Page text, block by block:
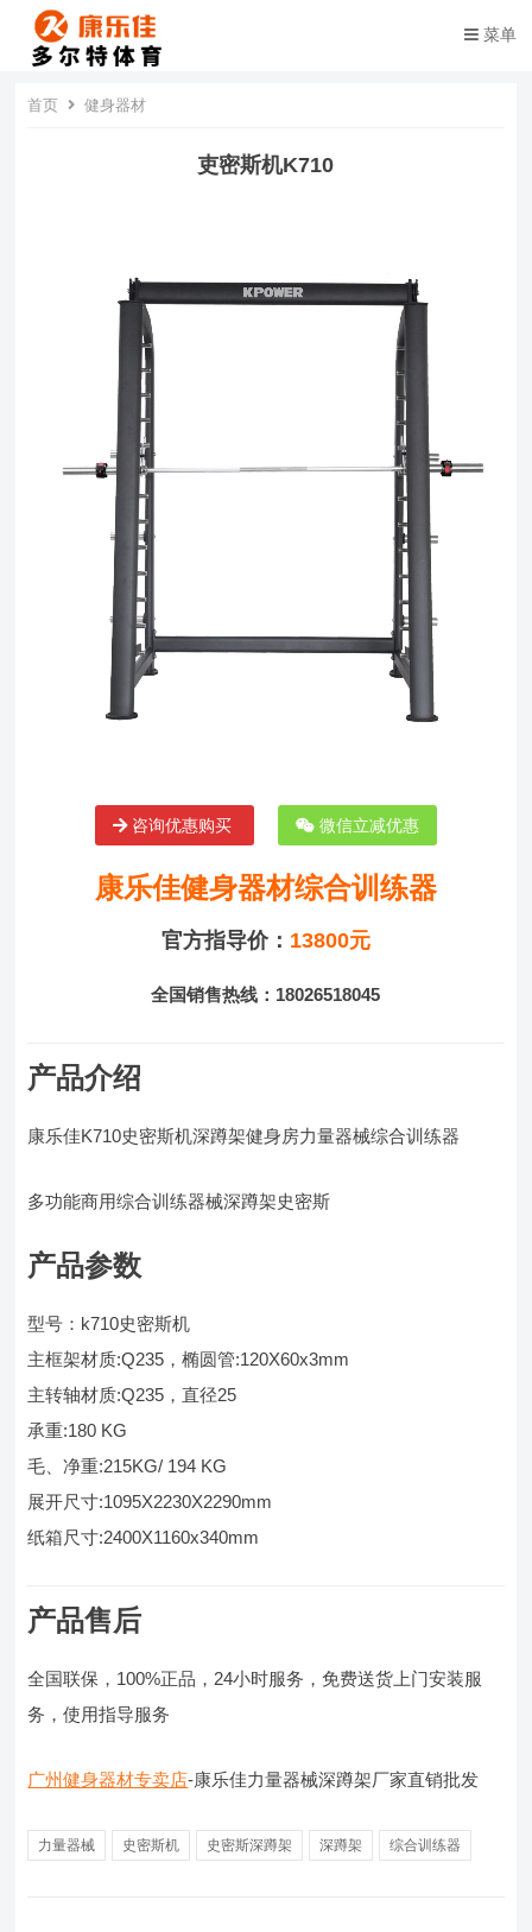
菜单
首页 健身器材
吏密斯机K710
咨询优惠购买 微信立减优惠
康乐佳健身器材综合训练器
官方指导价： 13800元
全国销售热线：18026518045
产品介绍
康乐佳K710史密斯机深蹲架健身房力量器械综合训练器
多功能商用综合训练器械深蹲架史密斯
产品参数
型号：k710史密斯机
主框架材质:Q235，椭圆管:120X60x3mm
主转轴材质:Q235，直径25
承重:180 KG
毛、净重:215KG/ 194 KG
展开尺寸:1095X2230X2290mm
纸箱尺寸:2400X1160x340mm
产品售后
全国联保，100%正品，24小时服务，免费送货上门安装服
务，使用指导服务
广州健身器材专卖店-康乐佳力量器械深蹲架厂家直销批发
力量器械 史密斯机 史密斯深蹲架 深蹲架 综合训练器